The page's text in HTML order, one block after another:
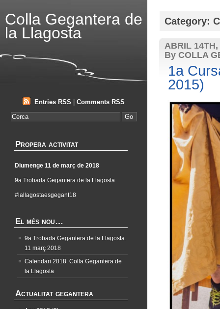
Category:
ABRIL 14TH,
By COLLA
1a
2015)
Colla Gegantera de
la Llagosta
Entries RSS Comments RSS
Propera activitat
Diumenge 11 de març de 2018
9a Trobada Gegantera de la Llagosta
#lallagostaesgegant18
El més nou…
9a Trobada Gegantera de la Llagosta.
11 març 2018
Calendari 2018. Colla Gegantera de
la Llagosta
Actualitat gegantera